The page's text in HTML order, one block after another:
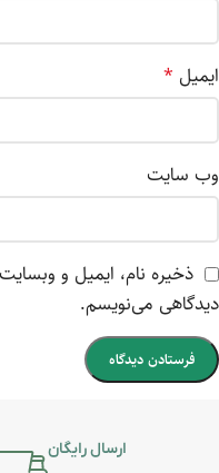
ایمیل *
وب‌ سایت
ذخیره نام، ایمیل و
دیدگاهی می‌نویسم.
ارسال رایگان